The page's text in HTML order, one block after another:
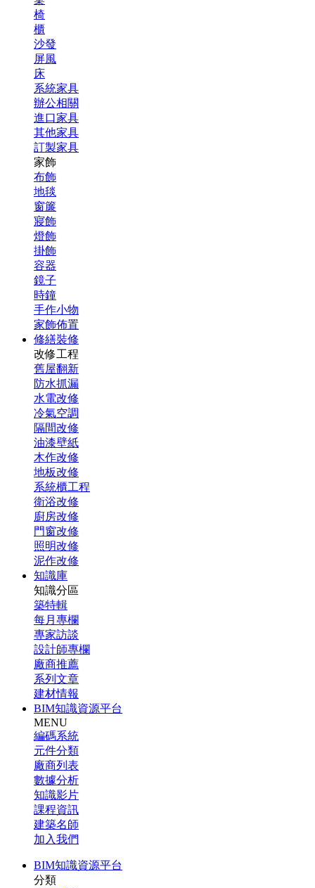
椅
櫃
沙發
屏風
床
系統家具
辦公相關
進口家具
其他家具
訂製家具
家飾
布飾
地毯
窗簾
寢飾
燈飾
掛飾
容器
鏡子
時鐘
手作小物
家飾佈置
修繕裝修
改修工程
舊屋翻新
防水抓漏
水電改修
冷氣空調
隔間改修
油漆壁紙
木作改修
地板改修
系統櫃工程
衛浴改修
廚房改修
門窗改修
照明改修
泥作改修
知識庫
知識分區
築特輯
每月專欄
專家訪談
設計師專欄
廠商推薦
系列文章
建材情報
BIM知識資源平台
MENU
編碼系統
元件分類
廠商列表
數據分析
知識影片
課程資訊
建築名師
加入我們
BIM知識資源平台
分類